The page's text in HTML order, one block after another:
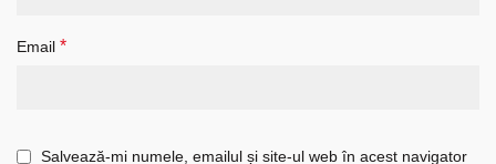
Email *
Salvează-mi numele, emailul și site-ul web în acest navigator